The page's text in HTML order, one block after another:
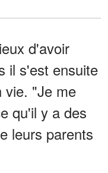
d'avoir
il s'est ensuite
vie. "Je me
qu'il y a des
leurs parents